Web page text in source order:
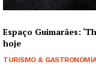
Espaço Guimarães:
hoje
TURISMO &